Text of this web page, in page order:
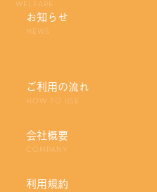
会社概要
COMPANY
利用規約
お知らせ
NEWS
ご利用の流れ
HOW TO USE
WELFARE